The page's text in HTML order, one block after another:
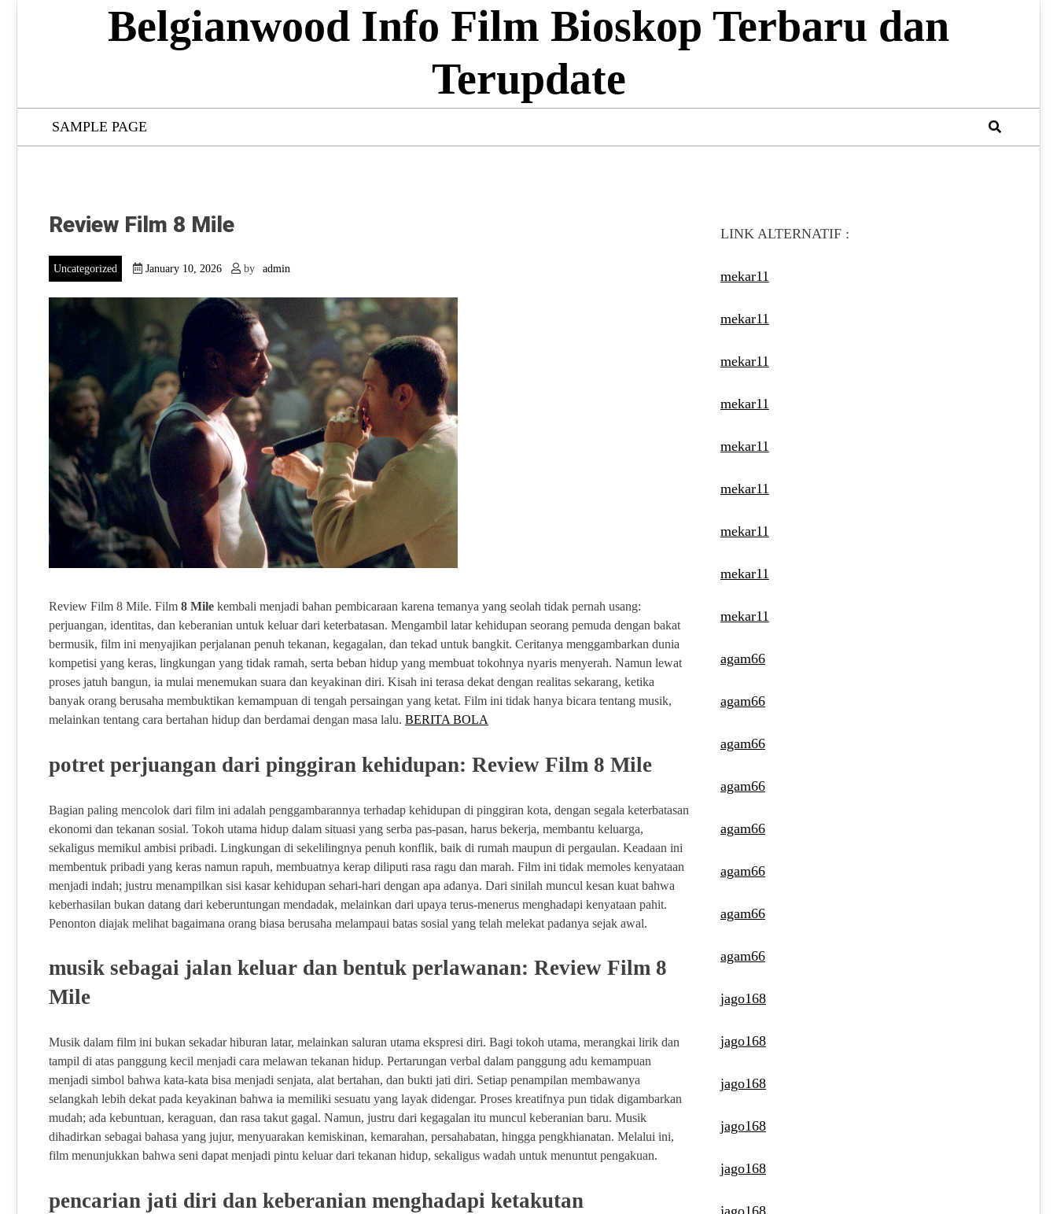
Belgianwood Info Film Bioskop Terbaru dan
Terupdate
SAMPLE PAGE
Review Film 8 Mile
Uncategorized January 10, 2026 by admin
Review Film 8 Mile. Film 8 Mile kembali menjadi bahan pembicaraan karena temanya yang seolah tidak pernah usang:
perjuangan, identitas, dan keberanian untuk keluar dari keterbatasan. Mengambil latar kehidupan seorang pemuda dengan bakat
bermusik, film ini menyajikan perjalanan penuh tekanan, kegagalan, dan tekad untuk bangkit. Ceritanya menggambarkan dunia
kompetisi yang keras, lingkungan yang tidak ramah, serta beban hidup yang membuat tokohnya nyaris menyerah. Namun lewat
proses jatuh bangun, ia mulai menemukan suara dan keyakinan diri. Kisah ini terasa dekat dengan realitas sekarang, ketika
banyak orang berusaha membuktikan kemampuan di tengah persaingan yang ketat. Film ini tidak hanya bicara tentang musik,
melainkan tentang cara bertahan hidup dan berdamai dengan masa lalu. BERITA BOLA
potret perjuangan dari pinggiran kehidupan: Review Film 8 Mile
Bagian paling mencolok dari film ini adalah penggambarannya terhadap kehidupan di pinggiran kota, dengan segala keterbatasan
ekonomi dan tekanan sosial. Tokoh utama hidup dalam situasi yang serba pas-pasan, harus bekerja, membantu keluarga,
sekaligus memikul ambisi pribadi. Lingkungan di sekelilingnya penuh konflik, baik di rumah maupun di pergaulan. Keadaan ini
membentuk pribadi yang keras namun rapuh, membuatnya kerap diliputi rasa ragu dan marah. Film ini tidak memoles kenyataan
menjadi indah; justru menampilkan sisi kasar kehidupan sehari-hari dengan apa adanya. Dari sinilah muncul kesan kuat bahwa
keberhasilan bukan datang dari keberuntungan mendadak, melainkan dari upaya terus-menerus menghadapi kenyataan pahit.
Penonton diajak melihat bagaimana orang biasa berusaha melampaui batas sosial yang telah melekat padanya sejak awal.
musik sebagai jalan keluar dan bentuk perlawanan: Review Film 8
Mile
Musik dalam film ini bukan sekadar hiburan latar, melainkan saluran utama ekspresi diri. Bagi tokoh utama, merangkai lirik dan
tampil di atas panggung kecil menjadi cara melawan tekanan hidup. Pertarungan verbal dalam panggung adu kemampuan
menjadi simbol bahwa kata-kata bisa menjadi senjata, alat bertahan, dan bukti jati diri. Setiap penampilan membawanya
selangkah lebih dekat pada keyakinan bahwa ia memiliki sesuatu yang layak didengar. Proses kreatifnya pun tidak digambarkan
mudah; ada kebuntuan, keraguan, dan rasa takut gagal. Namun, justru dari kegagalan itu muncul keberanian baru. Musik
dihadirkan sebagai bahasa yang jujur, menyuarakan kemiskinan, kemarahan, persahabatan, hingga pengkhianatan. Melalui ini,
film menunjukkan bahwa seni dapat menjadi pintu keluar dari tekanan hidup, sekaligus wadah untuk menuntut pengakuan.
pencarian jati diri dan keberanian menghadapi ketakutan
LINK ALTERNATIF :
mekar11
mekar11
mekar11
mekar11
mekar11
mekar11
mekar11
mekar11
mekar11
agam66
agam66
agam66
agam66
agam66
agam66
agam66
agam66
jago168
jago168
jago168
jago168
jago168
jago168